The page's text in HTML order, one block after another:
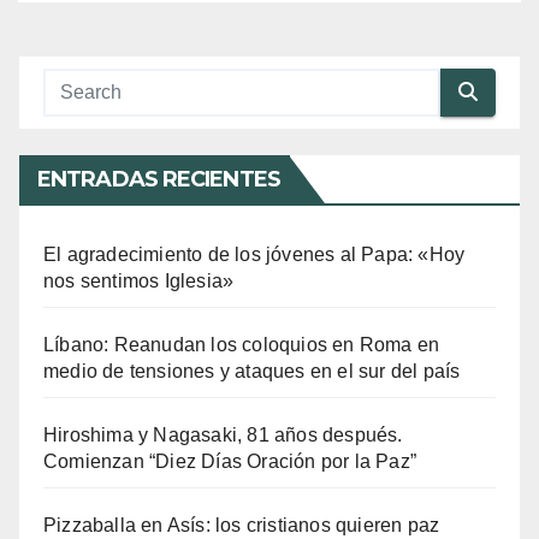
ENTRADAS RECIENTES
El agradecimiento de los jóvenes al Papa: «Hoy
nos sentimos Iglesia»
Líbano: Reanudan los coloquios en Roma en
medio de tensiones y ataques en el sur del país
Hiroshima y Nagasaki, 81 años después.
Comienzan “Diez Días Oración por la Paz”
Pizzaballa en Asís: los cristianos quieren paz